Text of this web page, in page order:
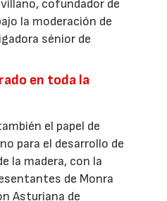
cofundador de
la moderación de
sénior de
en toda la
el papel de
para el desarrollo de
la madera, con la
de Monra
Asturiana de